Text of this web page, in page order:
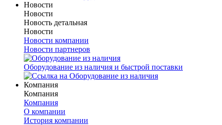
Новости
Новости
Новость детальная
Новости
Новости компании
Новости партнеров
Оборудование из наличия и быстрой поставки
Компания
Компания
Компания
О компании
История компании